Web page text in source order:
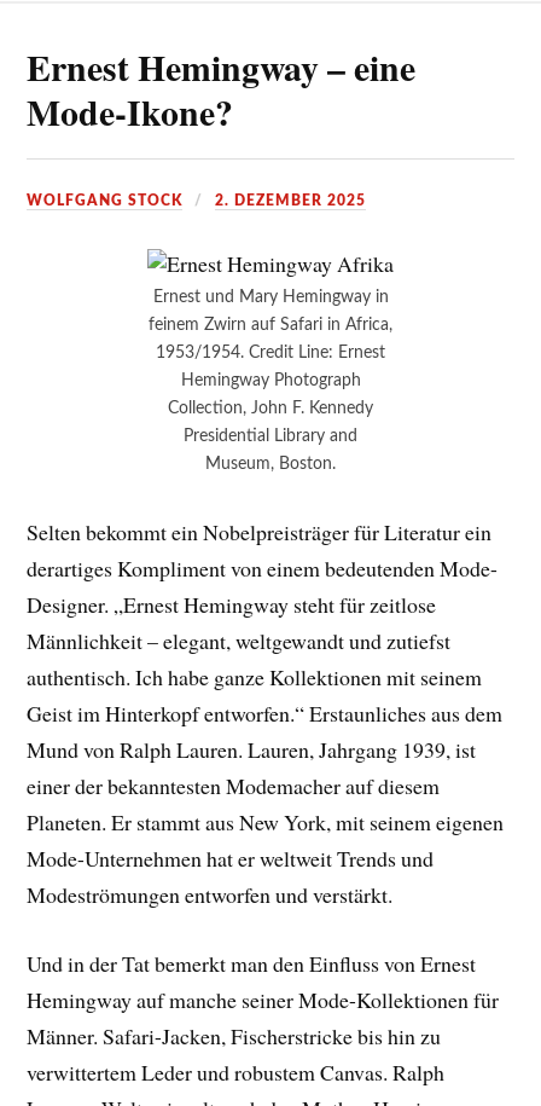
Ernest Hemingway – eine
Mode-Ikone?
WOLFGANG STOCK 2. DEZEMBER 2025
Ernest und Mary Hemingway in
feinem Zwirn auf Safari in Africa,
1953/1954. Credit Line: Ernest
Hemingway Photograph
Collection, John F. Kennedy
Presidential Library and
Museum, Boston.
Selten bekommt ein Nobelpreisträger für Literatur ein
derartiges Kompliment von einem bedeutenden Mode-
Designer. „Ernest Hemingway steht für zeitlose
Männlichkeit – elegant, weltgewandt und zutiefst
authentisch. Ich habe ganze Kollektionen mit seinem
Geist im Hinterkopf entworfen.“ Erstaunliches aus dem
Mund von Ralph Lauren. Lauren, Jahrgang 1939, ist
einer der bekanntesten Modemacher auf diesem
Planeten. Er stammt aus New York, mit seinem eigenen
Mode-Unternehmen hat er weltweit Trends und
Modeströmungen entworfen und verstärkt.
Und in der Tat bemerkt man den Einfluss von Ernest
Hemingway auf manche seiner Mode-Kollektionen für
Männer. Safari-Jacken, Fischerstricke bis hin zu
verwittertem Leder und robustem Canvas. Ralph